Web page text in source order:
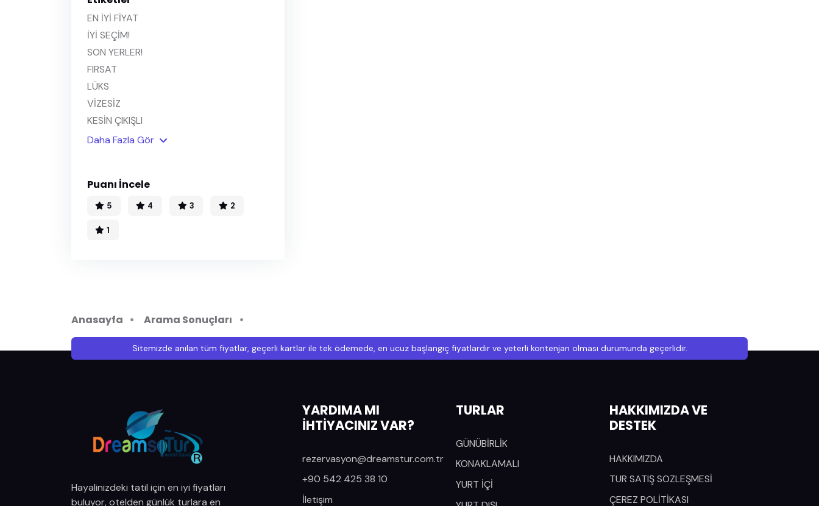
EN İYİ FİYAT
İYİ SEÇİM!
SON YERLER!
FIRSAT
LÜKS
VİZESİZ
KESİN ÇIKIŞLI
Daha Fazla Gör
Puanı İncele
5 4 3 2
1
Anasayfa Arama Sonuçları
Sitemizde anılan tüm fiyatlar, geçerli kartlar ile tek ödemede, en ucuz başlangıç fiyatlardır ve yeterli kontenjan olması durumunda geçerlidir.
Hayalinizdeki tatil için en iyi fiyatları
buluyor, otelden günlük turlara en
YARDIMA MI
İHTİYACINIZ VAR?
rezervasyon@dreamstur.com.tr
+90 542 425 38 10
İletişim
TURLAR
GÜNÜBİRLİK
KONAKLAMALI
YURT İÇİ
HAKKIMIZDA VE
DESTEK
HAKKIMIZDA
TUR SATIŞ SOZLEŞMESİ
ÇEREZ POLİTİKASI